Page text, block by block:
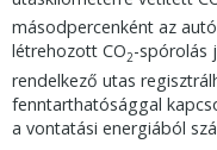
másodpercenként az
létrehozott CO2-spórolás
rendelkező utas
fenntarthatósággal
a vontatási energiából